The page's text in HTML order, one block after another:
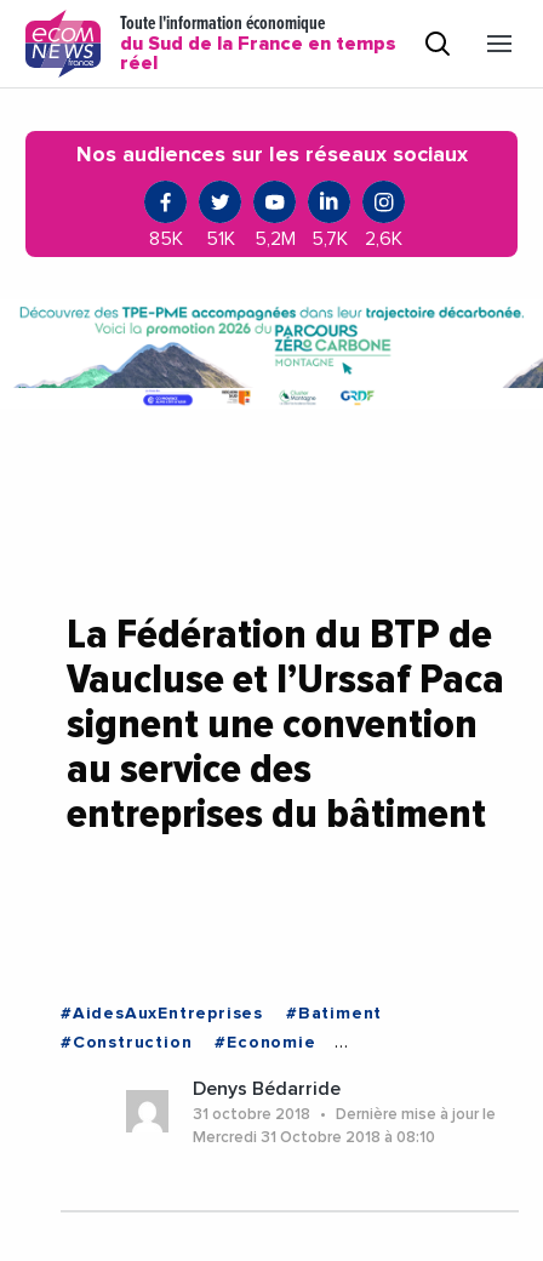
Toute l'information économique
du Sud de la France en temps
réel
Nos audiences sur les réseaux sociaux
85K 51K 5,2M 5,7K 2,6K
La Fédération du BTP de
Vaucluse et l’Urssaf Paca
signent une convention
au service des
entreprises du bâtiment
#AidesAuxEntreprises
#Batiment
#Construction
#Economie
#ProvenceAlpesCoteDAzur
#UrssafPACA
#Vaucluse
#ProvenceAlpesCoteDAzur
Denys Bédarride
31 octobre 2018
Dernière mise à jour le
Mercredi 31 Octobre 2018 à 08:10